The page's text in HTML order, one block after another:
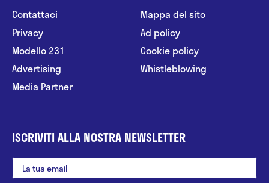
Contattaci
Privacy
Modello 231
Advertising
Media Partner
Mappa del sito
Ad policy
Cookie policy
Whistleblowing
ISCRIVITI ALLA NOSTRA NEWSLETTER